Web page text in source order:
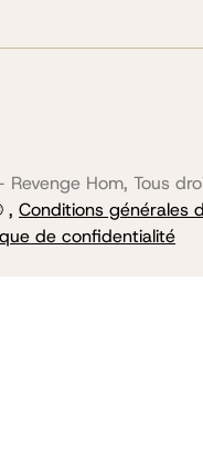
Hom, Tous
, Conditions générales
de confidentialité